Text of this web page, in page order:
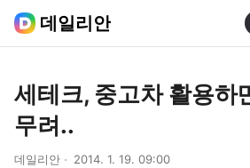
데일리안
세테크, 중고차 활용하
무려..
데일리안 2014. 1. 19. 09:00